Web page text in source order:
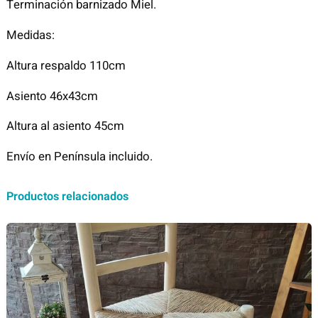
l
A
o
t
e
a
n
i
z
a
d
Terminación barnizado Miel.
Medidas:
Altura respaldo 110cm
Asiento 46x43cm
Altura al asiento 45cm
Envío en Península incluido.
Productos relacionados